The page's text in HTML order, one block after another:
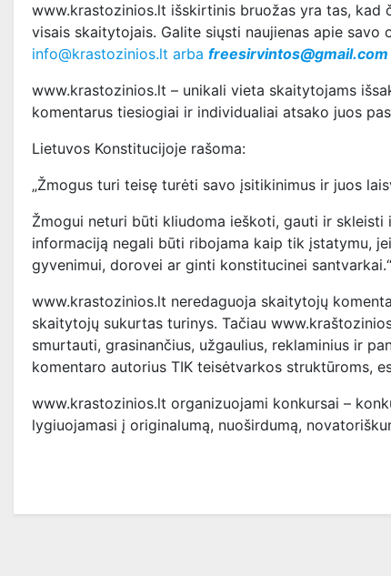
www.krastozinios.lt išskirtinis bruožas yra tas, kad
visais skaitytojais. Galite siųsti naujienas apie savo
info@krastozinios.lt arba freesirvintos@gmail.com
www.krastozinios.lt – unikali vieta skaitytojams
komentarus tiesiogiai ir individualiai atsako juos
Lietuvos Konstitucijoje rašoma:
„Žmogus turi teisę turėti savo įsitikinimus ir juos
Žmogui neturi būti kliudoma ieškoti, gauti ir
informaciją negali būti ribojama kaip tik įstatymu,
gyvenimui, dorovei ar ginti konstitucinei santvarkai.“
www.krastozinios.lt neredaguoja skaitytojų
skaitytojų sukurtas turinys. Tačiau
smurtauti, grasinančius, užgaulius, reklaminius ir
komentaro autorius TIK teisėtvarkos struktūroms,
www.krastozinios.lt organizuojami konkursai –
lygiuojamasi į originalumą, nuoširdumą,